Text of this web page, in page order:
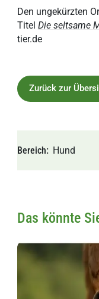
Den ungekürzten
TitelDie seltsame
tier.de
Bereich Hund
Das könnte
Zurück zur